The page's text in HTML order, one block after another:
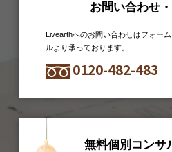
お問い合わせ
Livearthへのお問い合わせはフォー
ルより承っております。
0120-482-483
無料個別コンサ